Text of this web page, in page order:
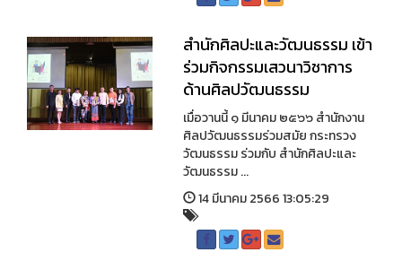
สำนักศิลปะและวัฒนธรรม เข้า
ร่วมกิจกรรมเสวนาวิชาการ
ด้านศิลปวัฒนธรรม
เมื่อวานนี้ ๑ มีนาคม ๒๕๖๖ สำนักงาน
ศิลปวัฒนธรรมร่วมสมัย กระทรวง
วัฒนธรรม ร่วมกับ สำนักศิลปะและ
วัฒนธรรม ...
14 มีนาคม 2566 13:05:29